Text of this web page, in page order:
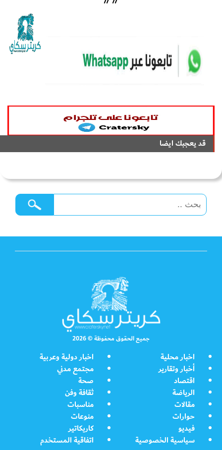
قد يعجبك ايضا
جميع الحقوق محفوظة © 2026
اخبار محلية
اخبار دولية وعربية
أخبار وتقارير
مجتمع مدني
اقتصاد
صحة
الرياضة
ثقافة وفن
مقالات
مناسبات
حوارات
منوعات
فيديو
كاريكاتير
سياسية الخصوصية
اتفاقية المستخدم